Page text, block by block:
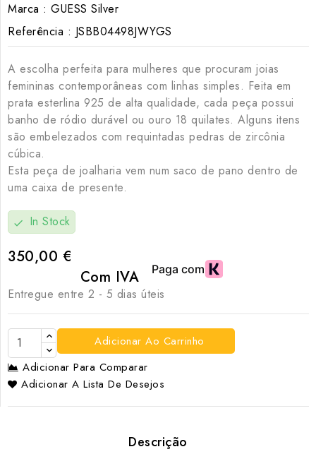
Marca : GUESS Silver
Referência : JSBB04498JWYGS
A escolha perfeita para mulheres que procuram joias
femininas contemporâneas com linhas simples. Feita em
prata esterlina 925 de alta qualidade, cada peça possui
banho de ródio durável ou ouro 18 quilates. Alguns itens
são embelezados com requintadas pedras de zircônia
cúbica.
Esta peça de joalharia vem num saco de pano dentro de
uma caixa de presente.
check In Stock
350,00 €
Com IVA
Entregue entre 2 - 5 dias úteis
Adicionar Ao Carrinho
Adicionar Para Comparar
Adicionar A Lista De Desejos
Descrição